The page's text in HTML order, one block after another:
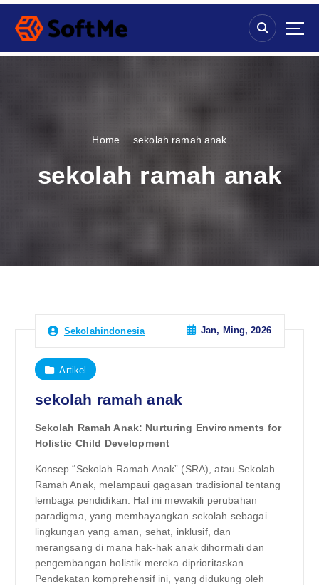
S
p
Home sekolah ramah anak
sekolah ramah anak
Sekolahindonesia Jan, Ming, 2026
Artikel
sekolah ramah anak
Sekolah Ramah Anak: Nurturing Environments for
Holistic Child Development
Konsep “Sekolah Ramah Anak” (SRA), atau Sekolah
Ramah Anak, melampaui gagasan tradisional tentang
lembaga pendidikan. Hal ini mewakili perubahan
paradigma, yang membayangkan sekolah sebagai
lingkungan yang aman, sehat, inklusif, dan
merangsang di mana hak-hak anak dihormati dan
pengembangan holistik mereka diprioritaskan.
Pendekatan komprehensif ini, yang didukung oleh